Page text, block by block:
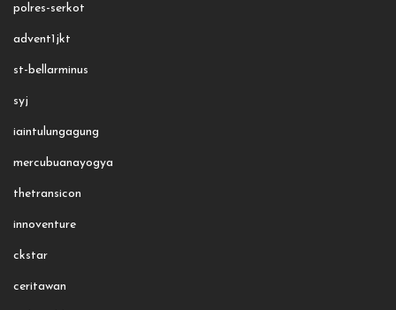
polres-serkot
advent1jkt
st-bellarminus
syj
iaintulungagung
mercubuanayogya
thetransicon
innoventure
ckstar
ceritawan